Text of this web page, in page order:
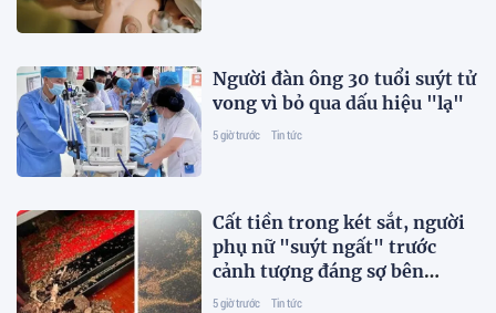
Người đàn ông 30 tuổi suýt tử
vong vì bỏ qua dấu hiệu "lạ"
5 giờ trước Tin tức
Cất tiền trong két sắt, người
phụ nữ "suýt ngất" trước
cảnh tượng đáng sợ bên
trong
5 giờ trước Tin tức